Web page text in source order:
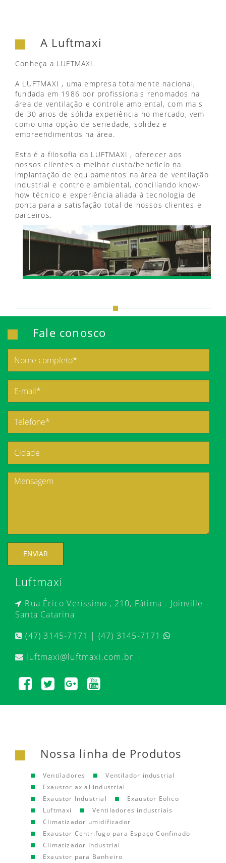
A Luftmaxi
Conheça a LUFTMAXI.
A LUFTMAXI , uma empresa totalmente nacional,
fundada em 1986 por profissionais renomados na
área de ventilação e controle ambiental, com mais
de 30 anos de sólida experiência no mercado, vem
como uma opção de seriedade, solidez e
empreendimentos na área.
Esta é a filosofia da LUFTMAXI , oferecer aos
nossos clientes o melhor custo/beneficio na
implantação de equipamentos na área de ventilação
industrial e controle ambiental, conciliando know-
how técnico e experiência aliada à tecnologia de
ponta para a satisfação total de nossos clientes e
parceiros.
Fale conosco
ENVIAR
Luftmaxi
Rua Érico Veríssimo , 210, Fátima - Joinville -
Santa Catarina
(47) 3145-7171 | (47) 3145-7171
luftmaxi@luftmaxi.com.br
Nossa linha de Produtos
Ventiladores
Ventilador industrial
Exaustor axial industrial
Exaustor Industrial
Exaustor Eolico
Luftmaxi
Ventiladores industriais
Climatizador umidificador
Exaustor Centrifugo para Espaço Confinado
Climatizador Industrial
Exaustor para Banheiro